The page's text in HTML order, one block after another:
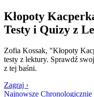
Kłopoty
Testy i Quizy z
Zofia Kossak, "Kłopoty
testy z lektury. Sprawdź
z tej baśni.
Zagraj ›
Najnowsze Chronologicznie